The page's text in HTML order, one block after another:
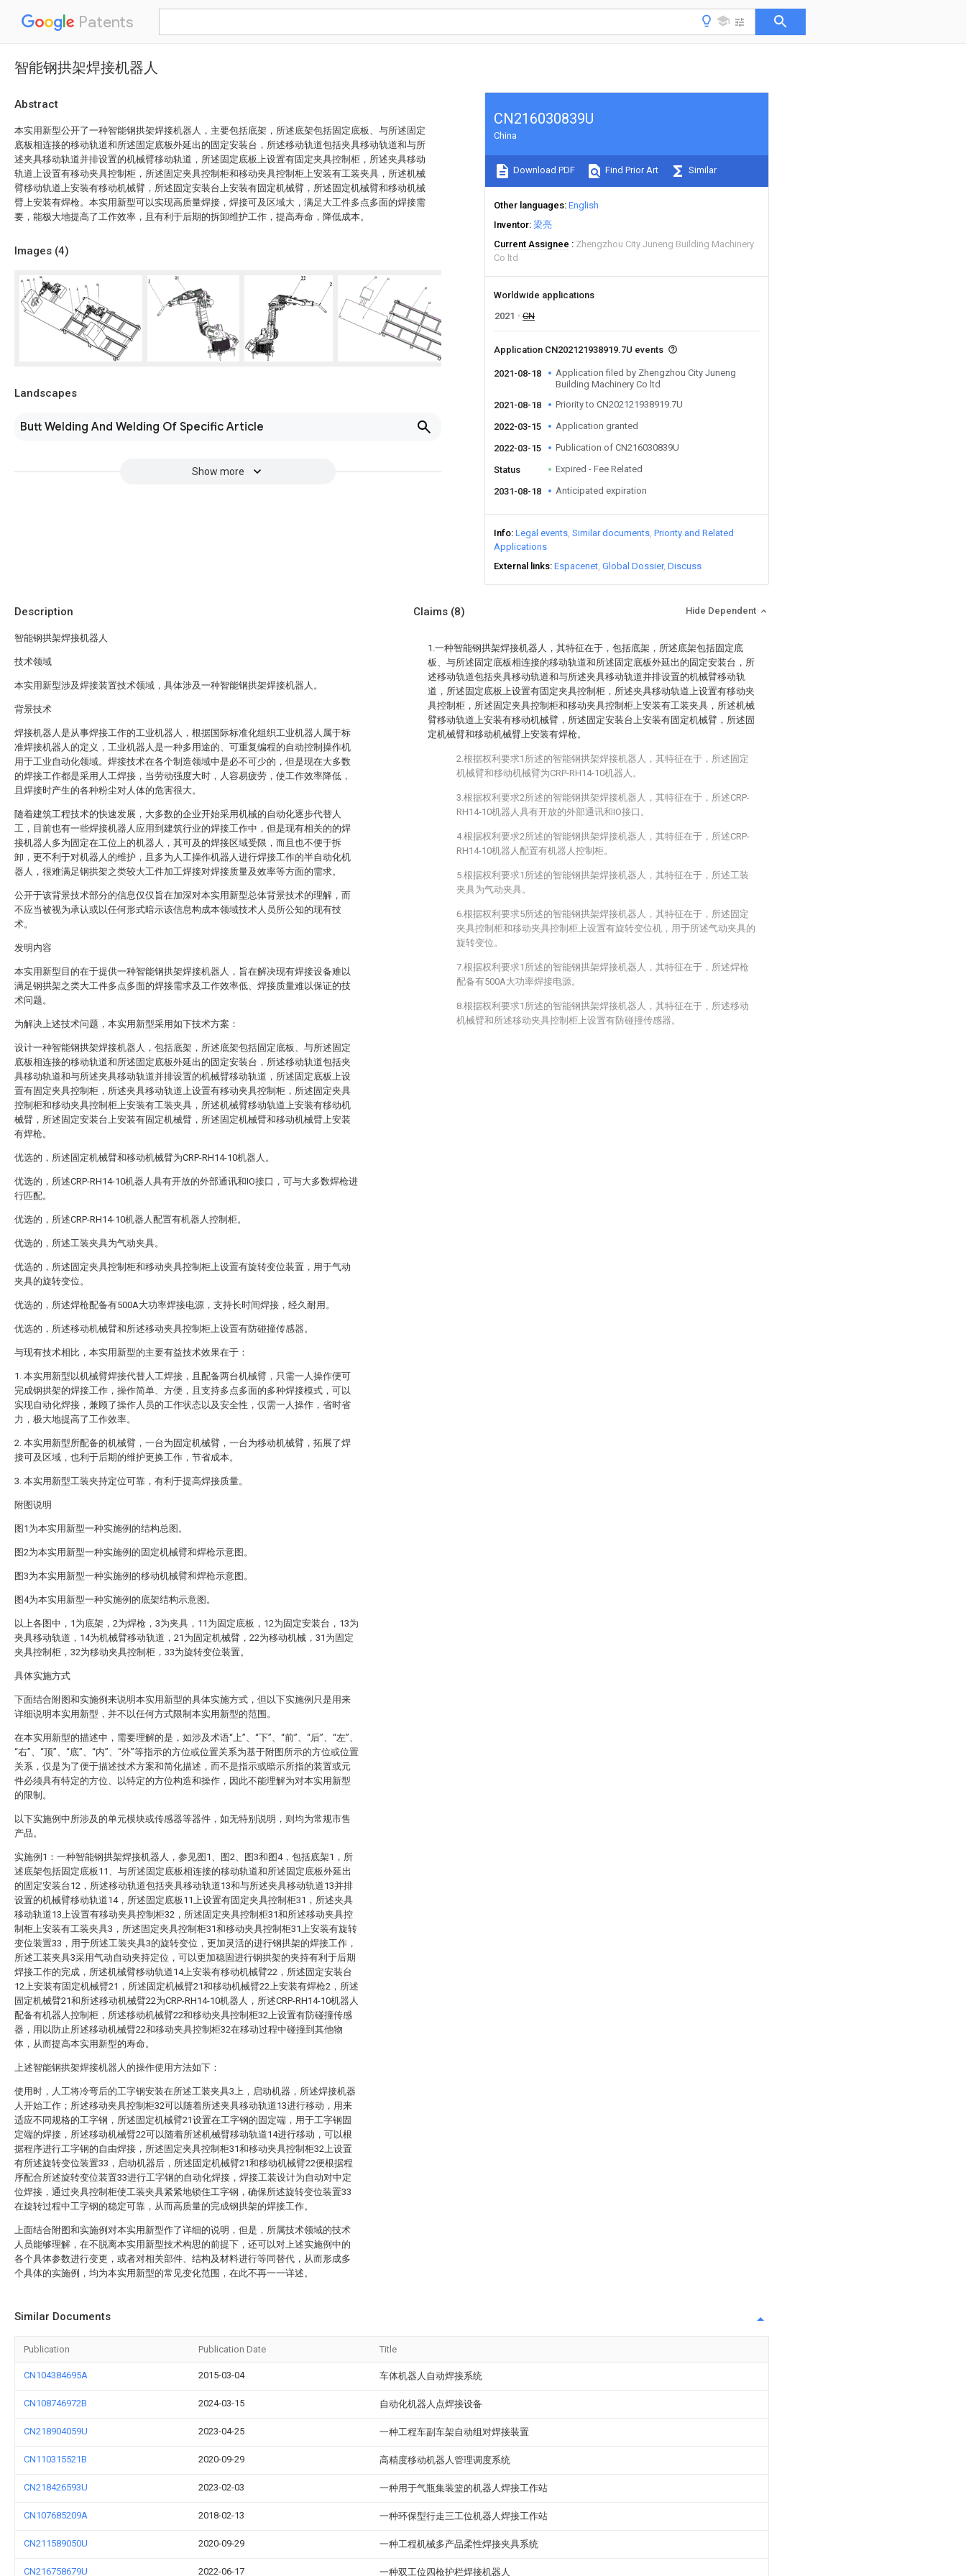
Patents
智能钢拱架焊接机器人
Abstract
本实用新型公开了一种智能钢拱架焊接机器人，主要包括底架，所述底架包括固定底板、与所述固定
底板相连接的移动轨道和所述固定底板外延出的固定安装台，所述移动轨道包括夹具移动轨道和与所
述夹具移动轨道并排设置的机械臂移动轨道，所述固定底板上设置有固定夹具控制柜，所述夹具移动
轨道上设置有移动夹具控制柜，所述固定夹具控制柜和移动夹具控制柜上安装有工装夹具，所述机械
臂移动轨道上安装有移动机械臂，所述固定安装台上安装有固定机械臂，所述固定机械臂和移动机械
臂上安装有焊枪。本实用新型可以实现高质量焊接，焊接可及区域大，满足大工件多点多面的焊接需
要，能极大地提高了工作效率，且有利于后期的拆卸维护工作，提高寿命，降低成本。
Images (4)
Landscapes
Butt Welding And Welding Of Specific Article
Show more
CN216030839U
China
Download PDF Find Prior Art Similar
Other languages English
Inventor 梁亮
Current Assignee
Zhengzhou City Juneng Building Machinery
Co ltd
Worldwide applications
2021
CN
Application CN202121938919.7U events
2021-08-18
Application filed by Zhengzhou City Juneng
Building Machinery Co ltd
2021-08-18
Priority to CN202121938919.7U
2022-03-15 Application granted
2022-03-15 Publication of CN216030839U
Status Expired - Fee Related
2031-08-18 Anticipated expiration
Info Legal events Similar documents Priority and Related
Applications
External links Espacenet Global Dossier Discuss
Description
智能钢拱架焊接机器人
技术领域
本实用新型涉及焊接装置技术领域，具体涉及一种智能钢拱架焊接机器人。
背景技术
焊接机器人是从事焊接工作的工业机器人，根据国际标准化组织工业机器人属于标
准焊接机器人的定义，工业机器人是一种多用途的、可重复编程的自动控制操作机
用于工业自动化领域。焊接技术在各个制造领域中是必不可少的，但是现在大多数
的焊接工作都是采用人工焊接，当劳动强度大时，人容易疲劳，使工作效率降低，
且焊接时产生的各种粉尘对人体的危害很大。
随着建筑工程技术的快速发展，大多数的企业开始采用机械的自动化逐步代替人
工，目前也有一些焊接机器人应用到建筑行业的焊接工作中，但是现有相关的的焊
接机器人多为固定在工位上的机器人，其可及的焊接区域受限，而且也不便于拆
卸，更不利于对机器人的维护，且多为人工操作机器人进行焊接工作的半自动化机
器人，很难满足钢拱架之类较大工件加工焊接对焊接质量及效率等方面的需求。
公开于该背景技术部分的信息仅仅旨在加深对本实用新型总体背景技术的理解，而
不应当被视为承认或以任何形式暗示该信息构成本领域技术人员所公知的现有技
术。
发明内容
本实用新型目的在于提供一种智能钢拱架焊接机器人，旨在解决现有焊接设备难以
满足钢拱架之类大工件多点多面的焊接需求及工作效率低、焊接质量难以保证的技
术问题。
为解决上述技术问题，本实用新型采用如下技术方案：
设计一种智能钢拱架焊接机器人，包括底架，所述底架包括固定底板、与所述固定
底板相连接的移动轨道和所述固定底板外延出的固定安装台，所述移动轨道包括夹
具移动轨道和与所述夹具移动轨道并排设置的机械臂移动轨道，所述固定底板上设
置有固定夹具控制柜，所述夹具移动轨道上设置有移动夹具控制柜，所述固定夹具
控制柜和移动夹具控制柜上安装有工装夹具，所述机械臂移动轨道上安装有移动机
械臂，所述固定安装台上安装有固定机械臂，所述固定机械臂和移动机械臂上安装
有焊枪。
优选的，所述固定机械臂和移动机械臂为CRP-RH14-10机器人。
优选的，所述CRP-RH14-10机器人具有开放的外部通讯和IO接口，可与大多数焊枪进
行匹配。
优选的，所述CRP-RH14-10机器人配置有机器人控制柜。
优选的，所述工装夹具为气动夹具。
优选的，所述固定夹具控制柜和移动夹具控制柜上设置有旋转变位装置，用于气动
夹具的旋转变位。
优选的，所述焊枪配备有500A大功率焊接电源，支持长时间焊接，经久耐用。
优选的，所述移动机械臂和所述移动夹具控制柜上设置有防碰撞传感器。
与现有技术相比，本实用新型的主要有益技术效果在于：
1. 本实用新型以机械臂焊接代替人工焊接，且配备两台机械臂，只需一人操作便可
完成钢拱架的焊接工作，操作简单、方便，且支持多点多面的多种焊接模式，可以
实现自动化焊接，兼顾了操作人员的工作状态以及安全性，仅需一人操作，省时省
力，极大地提高了工作效率。
2. 本实用新型所配备的机械臂，一台为固定机械臂，一台为移动机械臂，拓展了焊
接可及区域，也利于后期的维护更换工作，节省成本。
3. 本实用新型工装夹持定位可靠，有利于提高焊接质量。
附图说明
图1为本实用新型一种实施例的结构总图。
图2为本实用新型一种实施例的固定机械臂和焊枪示意图。
图3为本实用新型一种实施例的移动机械臂和焊枪示意图。
图4为本实用新型一种实施例的底架结构示意图。
以上各图中，1为底架，2为焊枪，3为夹具，11为固定底板，12为固定安装台，13为
夹具移动轨道，14为机械臂移动轨道，21为固定机械臂，22为移动机械，31为固定
夹具控制柜，32为移动夹具控制柜，33为旋转变位装置。
具体实施方式
下面结合附图和实施例来说明本实用新型的具体实施方式，但以下实施例只是用来
详细说明本实用新型，并不以任何方式限制本实用新型的范围。
在本实用新型的描述中，需要理解的是，如涉及术语“上”、“下”、“前”、“后”、“左”、
“右”、“顶”、“底”、“内”、“外”等指示的方位或位置关系为基于附图所示的方位或位置
关系，仅是为了便于描述技术方案和简化描述，而不是指示或暗示所指的装置或元
件必须具有特定的方位、以特定的方位构造和操作，因此不能理解为对本实用新型
的限制。
以下实施例中所涉及的单元模块或传感器等器件，如无特别说明，则均为常规市售
产品。
实施例1：一种智能钢拱架焊接机器人，参见图1、图2、图3和图4，包括底架1，所
述底架包括固定底板11、与所述固定底板相连接的移动轨道和所述固定底板外延出
的固定安装台12，所述移动轨道包括夹具移动轨道13和与所述夹具移动轨道13并排
设置的机械臂移动轨道14，所述固定底板11上设置有固定夹具控制柜31，所述夹具
移动轨道13上设置有移动夹具控制柜32，所述固定夹具控制柜31和所述移动夹具控
制柜上安装有工装夹具3，所述固定夹具控制柜31和移动夹具控制柜31上安装有旋转
变位装置33，用于所述工装夹具3的旋转变位，更加灵活的进行钢拱架的焊接工作，
所述工装夹具3采用气动自动夹持定位，可以更加稳固进行钢拱架的夹持有利于后期
焊接工作的完成，所述机械臂移动轨道14上安装有移动机械臂22，所述固定安装台
12上安装有固定机械臂21，所述固定机械臂21和移动机械臂22上安装有焊枪2，所述
固定机械臂21和所述移动机械臂22为CRP-RH14-10机器人，所述CRP-RH14-10机器人
配备有机器人控制柜，所述移动机械臂22和移动夹具控制柜32上设置有防碰撞传感
器，用以防止所述移动机械臂22和移动夹具控制柜32在移动过程中碰撞到其他物
体，从而提高本实用新型的寿命。
上述智能钢拱架焊接机器人的操作使用方法如下：
使用时，人工将冷弯后的工字钢安装在所述工装夹具3上，启动机器，所述焊接机器
人开始工作；所述移动夹具控制柜32可以随着所述夹具移动轨道13进行移动，用来
适应不同规格的工字钢，所述固定机械臂21设置在工字钢的固定端，用于工字钢固
定端的焊接，所述移动机械臂22可以随着所述机械臂移动轨道14进行移动，可以根
据程序进行工字钢的自由焊接，所述固定夹具控制柜31和移动夹具控制柜32上设置
有所述旋转变位装置33，启动机器后，所述固定机械臂21和移动机械臂22便根据程
序配合所述旋转变位装置33进行工字钢的自动化焊接，焊接工装设计为自动对中定
位焊接，通过夹具控制柜使工装夹具紧紧地锁住工字钢，确保所述旋转变位装置33
在旋转过程中工字钢的稳定可靠，从而高质量的完成钢拱架的焊接工作。
上面结合附图和实施例对本实用新型作了详细的说明，但是，所属技术领域的技术
人员能够理解，在不脱离本实用新型技术构思的前提下，还可以对上述实施例中的
各个具体参数进行变更，或者对相关部件、结构及材料进行等同替代，从而形成多
个具体的实施例，均为本实用新型的常见变化范围，在此不再一一详述。
Claims (8) Hide Dependent
1.一种智能钢拱架焊接机器人，其特征在于，包括底架，所述底架包括固定底
板、与所述固定底板相连接的移动轨道和所述固定底板外延出的固定安装台，所
述移动轨道包括夹具移动轨道和与所述夹具移动轨道并排设置的机械臂移动轨
道，所述固定底板上设置有固定夹具控制柜，所述夹具移动轨道上设置有移动夹
具控制柜，所述固定夹具控制柜和移动夹具控制柜上安装有工装夹具，所述机械
臂移动轨道上安装有移动机械臂，所述固定安装台上安装有固定机械臂，所述固
定机械臂和移动机械臂上安装有焊枪。
2.根据权利要求1所述的智能钢拱架焊接机器人，其特征在于，所述固定
机械臂和移动机械臂为CRP-RH14-10机器人。
3.根据权利要求2所述的智能钢拱架焊接机器人，其特征在于，所述CRP-
RH14-10机器人具有开放的外部通讯和IO接口。
4.根据权利要求2所述的智能钢拱架焊接机器人，其特征在于，所述CRP-
RH14-10机器人配置有机器人控制柜。
5.根据权利要求1所述的智能钢拱架焊接机器人，其特征在于，所述工装
夹具为气动夹具。
6.根据权利要求5所述的智能钢拱架焊接机器人，其特征在于，所述固定
夹具控制柜和移动夹具控制柜上设置有旋转变位机，用于所述气动夹具的
旋转变位。
7.根据权利要求1所述的智能钢拱架焊接机器人，其特征在于，所述焊枪
配备有500A大功率焊接电源。
8.根据权利要求1所述的智能钢拱架焊接机器人，其特征在于，所述移动
机械臂和所述移动夹具控制柜上设置有防碰撞传感器。
Similar Documents
Publication Publication Date Title
CN104384695A 2015-03-04 车体机器人自动焊接系统
CN108746972B 2024-03-15 自动化机器人点焊接设备
CN218904059U 2023-04-25 一种工程车副车架自动组对焊接装置
CN110315521B 2020-09-29 高精度移动机器人管理调度系统
CN218426593U 2023-02-03 一种用于气瓶集装篮的机器人焊接工作站
CN107685209A 2018-02-13 一种环保型行走三工位机器人焊接工作站
CN211589050U 2020-09-29 一种工程机械多产品柔性焊接夹具系统
CN216758679U 2022-06-17 一种双工位四枪护栏焊接机器人